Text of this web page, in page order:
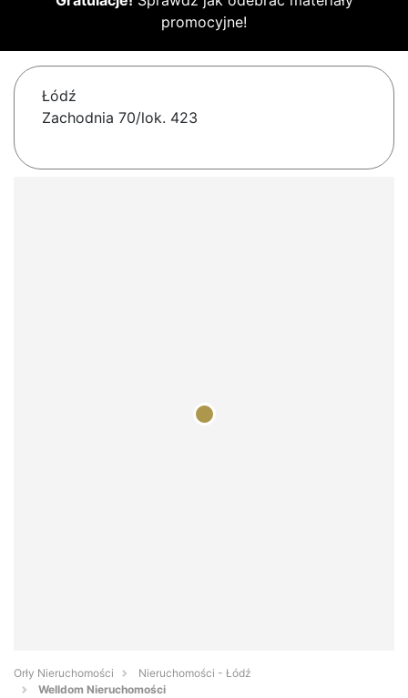
promocyjne!
Łódź
Zachodnia 70/lok. 423
Orły Nieruchomości
Nieruchomości - Łódź
Welldom Nieruchomości